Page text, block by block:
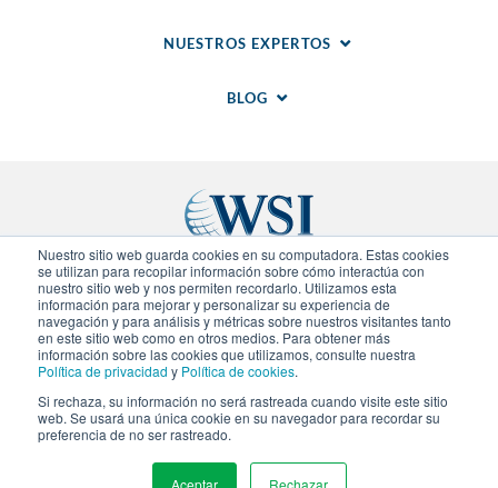
Nuestro sitio web guarda cookies en su computadora. Estas cookies
se utilizan para recopilar información sobre cómo interactúa con
nuestro sitio web y nos permiten recordarlo. Utilizamos esta
información para mejorar y personalizar su experiencia de
navegación y para análisis y métricas sobre nuestros visitantes tanto
en este sitio web como en otros medios. Para obtener más
información sobre las cookies que utilizamos, consulte nuestra
Política de privacidad y Política de cookies.
Si rechaza, su información no será rastreada cuando visite este sitio
web. Se usará una única cookie en su navegador para recordar su
preferencia de no ser rastreado.
Aceptar Rechazar
NUESTROS EXPERTOS
BLOG
© 2020-2026WSI. Todos los derechos reservados.
WSI ICE y WSI IM son marcas registradas.
Declaracion de Privacidad
agencia de WSI es independiente en propiedad y
operación.
Sitios Regionales